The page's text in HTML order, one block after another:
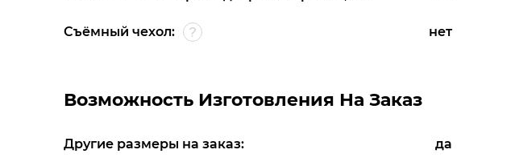
Съёмный чехол: нет
Возможность Изготовления На Заказ
Другие размеры на заказ: да